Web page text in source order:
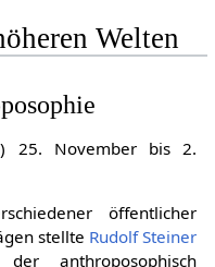
Welten
25. November bis 2.
öffentlicher
stellte Rudolf Steiner
anthroposophisch